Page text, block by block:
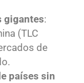
gigantes:
(TLC
de
países sin